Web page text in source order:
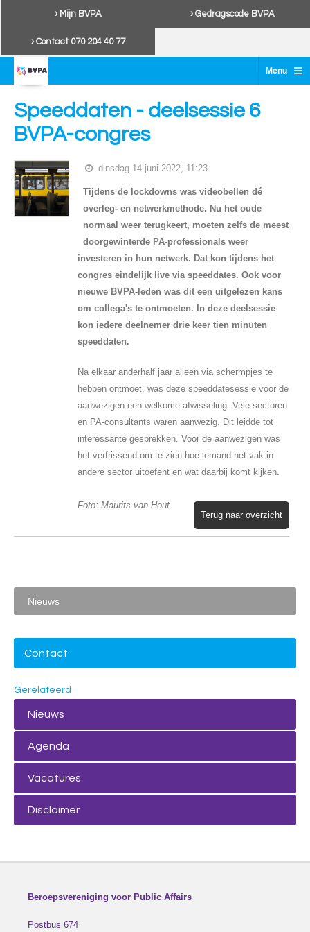
› Mijn BVPA › Gedragscode BVPA
› Contact 070 204 40 77
Menu ≡
Speeddaten - deelsessie 6
BVPA-congres
dinsdag 14 juni 2022, 11:23
Tijdens de lockdowns was videobellen dé
overleg- en netwerkmethode. Nu het oude
normaal weer terugkeert, moeten zelfs de meest
doorgewinterde PA-professionals weer
investeren in hun netwerk. Dat kon tijdens het
congres eindelijk live via speeddates. Ook voor
nieuwe BVPA-leden was dit een uitgelezen kans
om collega's te ontmoeten. In deze deelsessie
kon iedere deelnemer drie keer tien minuten
speeddaten.
Na elkaar anderhalf jaar alleen via schermpjes te
hebben ontmoet, was deze speeddatesessie voor de
aanwezigen een welkome afwisseling. Vele sectoren
en PA-consultants waren aanwezig. Dit leidde tot
interessante gesprekken. Voor de aanwezigen was
het verfrissend om te zien hoe iemand het vak in
andere sector uitoefent en wat daarbij komt kijken.
Foto: Maurits van Hout.
Terug naar overzicht
Nieuws
Contact
Gerelateerd
Nieuws
Agenda
Vacatures
Disclaimer
Beroepsvereniging voor Public Affairs
Postbus 674